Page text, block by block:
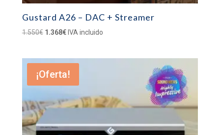
Gustard A26 – DAC + Streamer
1.550€ El
era:
1.550€.
1.368€El
es:
1.368€.
IVA incluido
¡Oferta!